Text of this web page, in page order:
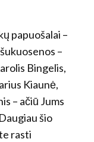
papuošalai –
–
Bingelis,
Kiaunė,
– ačiū Jums
šio
rasti